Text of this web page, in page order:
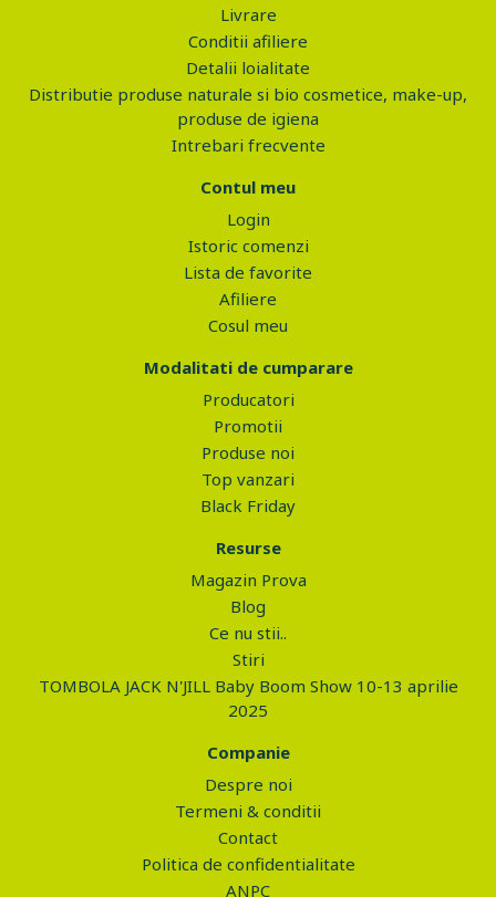
Livrare
Conditii afiliere
Detalii loialitate
Distributie produse naturale si bio cosmetice, make-up,
produse de igiena
Intrebari frecvente
Contul meu
Login
Istoric comenzi
Lista de favorite
Afiliere
Cosul meu
Modalitati de cumparare
Producatori
Promotii
Produse noi
Top vanzari
Black Friday
Resurse
Magazin Prova
Blog
Ce nu stii..
Stiri
TOMBOLA JACK N'JILL Baby Boom Show 10-13 aprilie
2025
Companie
Despre noi
Termeni & conditii
Contact
Politica de confidentialitate
ANPC